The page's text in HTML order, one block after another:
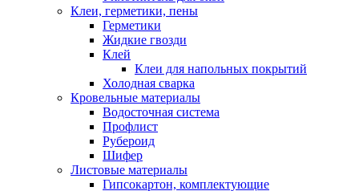
Клеи, герметики, пены
Герметики
Жидкие гвозди
Клей
Клеи для напольных покрытий
Холодная сварка
Кровельные материалы
Водосточная система
Профлист
Рубероид
Шифер
Листовые материалы
Гипсокартон, комплектующие